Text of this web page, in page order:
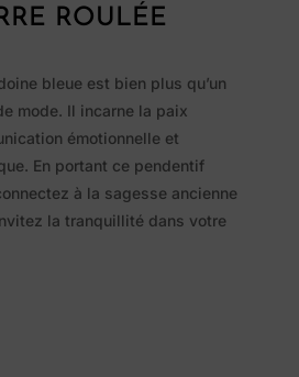
ROULÉE
bleue est bien plus qu’un
mode. Il incarne la paix
émotionnelle et
En portant ce pendentif
à la sagesse ancienne
la tranquillité dans votre